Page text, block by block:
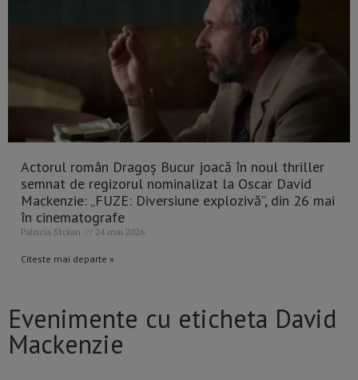
Actorul român Dragoș Bucur joacă în noul thriller
semnat de regizorul nominalizat la Oscar David
Mackenzie: „FUZE: Diversiune explozivă”, din 26 mai
în cinematografe
Patricia Stoian 24 mai 2026
Citeste mai departe »
Evenimente cu eticheta David
Mackenzie